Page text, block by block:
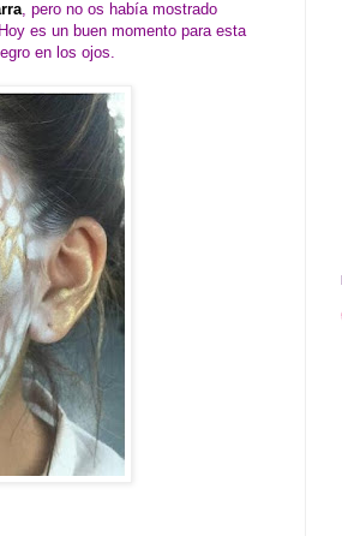
, pero no os había mostrado
es un buen momento para esta
en los ojos.